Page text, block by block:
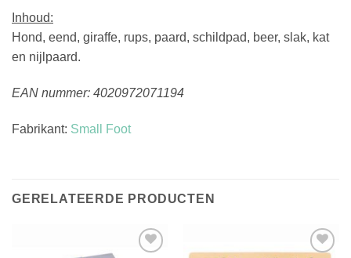
Inhoud:
Hond, eend, giraffe, rups, paard, schildpad, beer, slak, kat
en nijlpaard.
EAN nummer: 4020972071194
Fabrikant: Small Foot
GERELATEERDE PRODUCTEN